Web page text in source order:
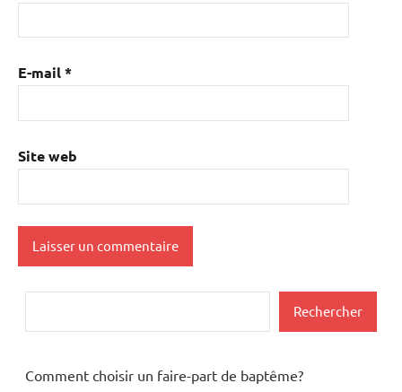
E-mail*
Site web
Rechercher
Comment choisir un faire-part de baptême?